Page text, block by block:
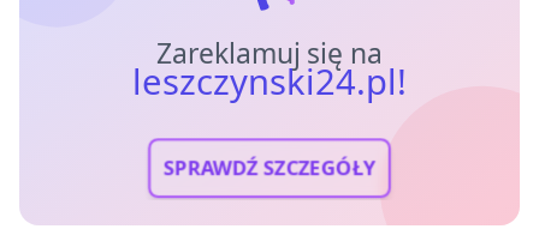
Zareklamuj się na
leszczynski24.pl!
SPRAWDŹ SZCZEGÓŁY